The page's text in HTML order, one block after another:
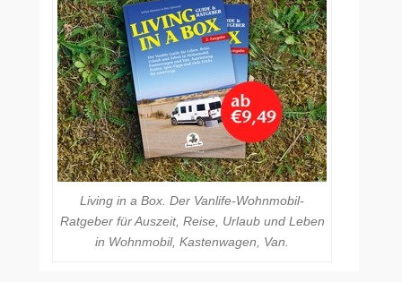
Living in a Box. Der Vanlife-Wohnmobil-
Ratgeber für Auszeit, Reise, Urlaub und Leben
in Wohnmobil, Kastenwagen, Van.